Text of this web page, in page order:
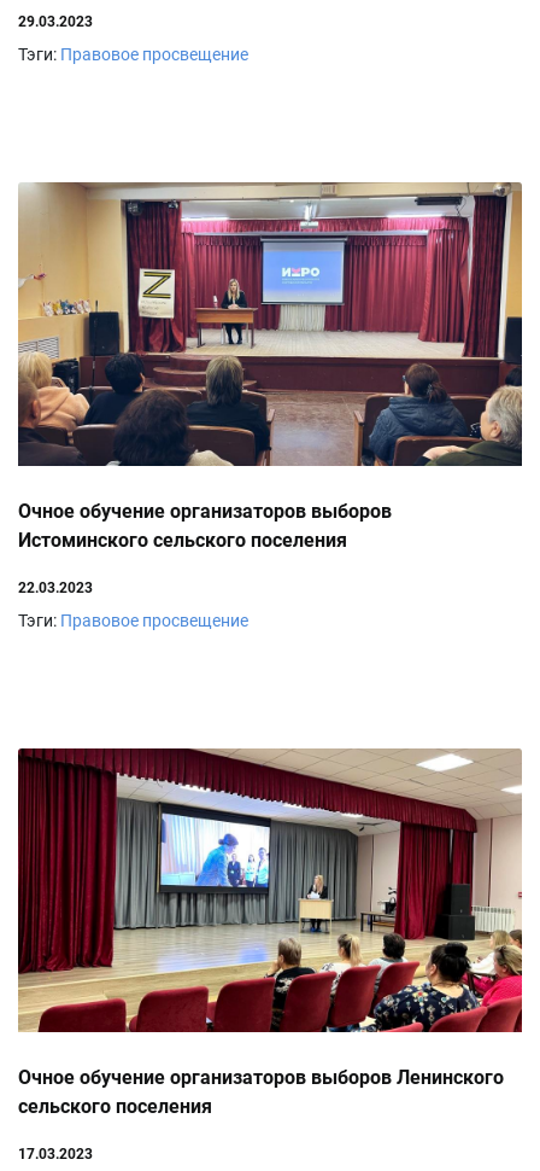
29.03.2023
Тэги: Правовое просвещение
Очное обучение организаторов выборов
Истоминского сельского поселения
22.03.2023
Тэги: Правовое просвещение
Очное обучение организаторов выборов Ленинского
сельского поселения
17.03.2023